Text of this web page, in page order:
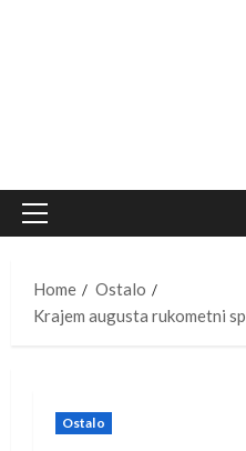
Primary
Home
Ostalo
Krajem augusta rukometni
Ostalo